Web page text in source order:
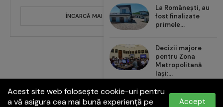
ÎNCARCĂ MAI MULTE POSTĂRI
Acest site web folosește cookie-uri pentru
a vă asigura cea mai bună experiență pe
Accept
La Românești, au
fost finalizate
primele...
Decizii majore
pentru Zona
Metropolitană
Iași:...
Carrefour România
aduce noul val de...